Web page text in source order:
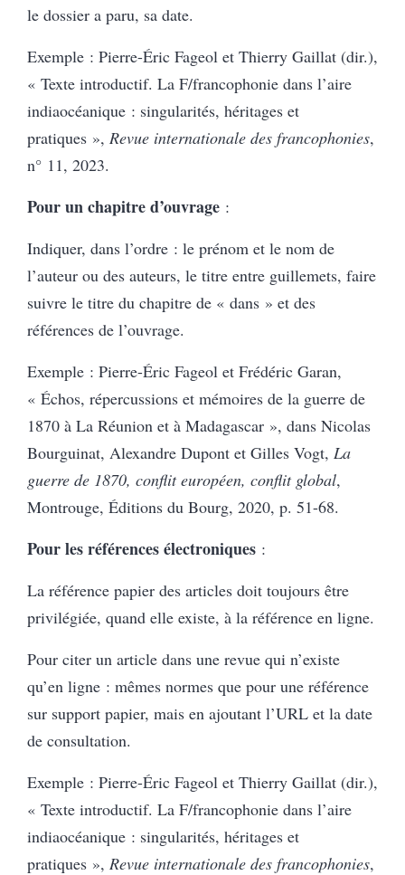
le dossier a paru, sa date.
Exemple : Pierre-Éric Fageol et Thierry Gaillat (dir.),
« Texte introductif. La F/francophonie dans l’aire
indiaocéanique : singularités, héritages et
pratiques », Revue internationale des francophonies,
n° 11, 2023.
Pour un chapitre d’ouvrage :
Indiquer, dans l’ordre : le prénom et le nom de
l’auteur ou des auteurs, le titre entre guillemets, faire
suivre le titre du chapitre de « dans » et des
références de l’ouvrage.
Exemple : Pierre-Éric Fageol et Frédéric Garan,
« Échos, répercussions et mémoires de la guerre de
1870 à La Réunion et à Madagascar », dans Nicolas
Bourguinat, Alexandre Dupont et Gilles Vogt, La
guerre de 1870, conflit européen, conflit global,
Montrouge, Éditions du Bourg, 2020, p. 51-68.
Pour les références électroniques :
La référence papier des articles doit toujours être
privilégiée, quand elle existe, à la référence en ligne.
Pour citer un article dans une revue qui n’existe
qu’en ligne : mêmes normes que pour une référence
sur support papier, mais en ajoutant l’URL et la date
de consultation.
Exemple : Pierre-Éric Fageol et Thierry Gaillat (dir.),
« Texte introductif. La F/francophonie dans l’aire
indiaocéanique : singularités, héritages et
pratiques », Revue internationale des francophonies,